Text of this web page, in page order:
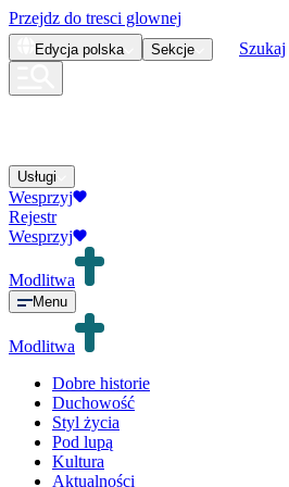
Przejdz do tresci glownej
Edycja polska Sekcje Szukaj
Usługi
Wesprzyj
Rejestr
Wesprzyj
Modlitwa
Menu
Modlitwa
Dobre historie
Duchowość
Styl życia
Pod lupą
Kultura
Aktualności